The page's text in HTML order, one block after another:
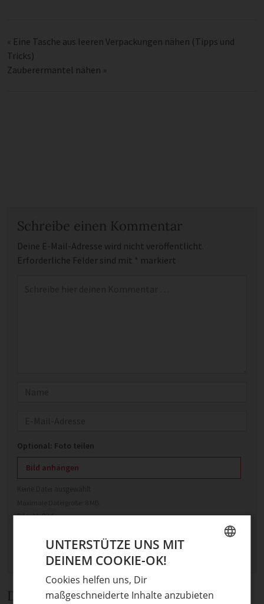
« Eine Tasche aus leeren Verpackungen nähen (Tipps und
Tricks)
Zauberermantel nähen »
Schreibe einen Kommentar
Deine E-Mail-Adresse wird nicht veröffentlicht.
Erforderliche Felder sind mit * markiert
Optional: Foto teilen
Bild anhängen
Erlaubt:Bild.
Diskussion
UNTERSTÜTZE UNS MIT
DEINEM COOKIE-OK!
Cookies helfen uns, Dir
maßgeschneiderte Inhalte anzubieten